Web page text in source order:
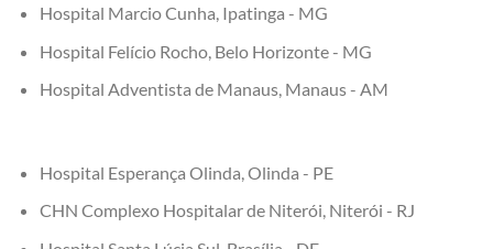
Hospital Marcio Cunha, Ipatinga - MG
Hospital Felício Rocho, Belo Horizonte - MG
Hospital Adventista de Manaus, Manaus - AM
Hospital Esperança Olinda, Olinda - PE
CHN Complexo Hospitalar de Niterói, Niterói - RJ